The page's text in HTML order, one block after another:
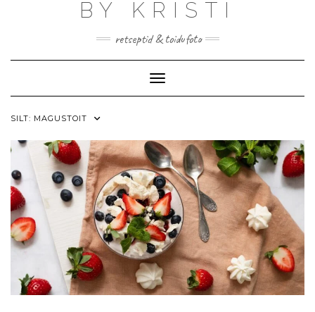
BY KRISTI
retseptid & toidufoto
Toggle Navigation
SILT: MAGUSTOIT